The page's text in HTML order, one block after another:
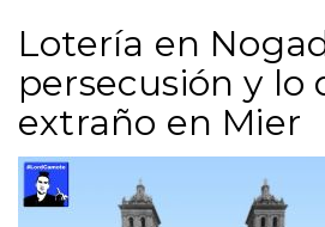
Lotería en
persecusión y lo
extraño en Mier